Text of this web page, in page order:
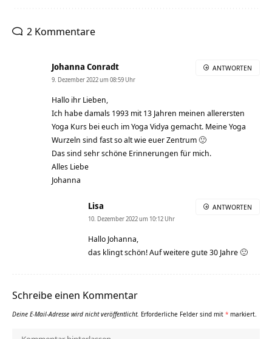
2 Kommentare
Johanna Conradt
9. Dezember 2022 um 08:59 Uhr
Hallo ihr Lieben,
Ich habe damals 1993 mit 13 Jahren meinen allerersten
Yoga Kurs bei euch im Yoga Vidya gemacht. Meine Yoga
Wurzeln sind fast so alt wie euer Zentrum 🙂
Das sind sehr schöne Erinnerungen für mich.
Alles Liebe
Johanna
ANTWORTEN
Lisa
10. Dezember 2022 um 10:12 Uhr
Hallo Johanna,
das klingt schön! Auf weitere gute 30 Jahre 🙂
ANTWORTEN
Schreibe einen Kommentar
Deine E-Mail-Adresse wird nicht veröffentlicht. Erforderliche Felder sind mit * markiert.